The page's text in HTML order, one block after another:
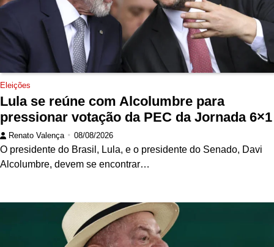
Eleições
Lula se reúne com Alcolumbre para
pressionar votação da PEC da Jornada 6×1
Renato Valença 08/08/2026
O presidente do Brasil, Lula, e o presidente do Senado, Davi
Alcolumbre, devem se encontrar…